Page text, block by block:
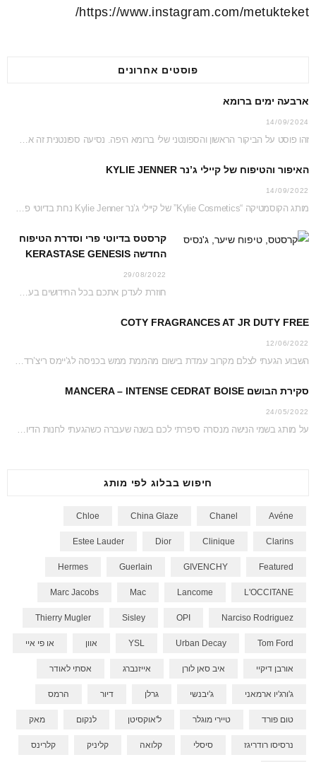
https://www.instagram.com/metukteket/
פוסטים אחרונים
ארבעה ימים ברומא
14/09/2024
האיפור והטיפוח של קיילי ג’נר KYLIE JENNER
14/09/2022
קרסטס בדיוטי פרי וסדרת הטיפוח
החדשה KERASTASE GENESIS
29/08/2022
COTY FRAGRANCES AT JR DUTY FREE
12/06/2022
השבוע הגעתי לצלם מקרוב עמדת בישום מהממת ממש בכניסה לג’יימס ריצ’רדסון דיוטי פרי. כל העמדה…
סקירת הבושם MANCERA – INTENSE CEDRAT BOISE
24/05/2022
חיפוש בבלוג לפי מותג
Avéne
Chanel
China Glaze
Chloe
Clarins
Clinique
Dior
Estee Lauder
Featured
GIVENCHY
Guerlain
Hermes
L'OCCITANE
Lancome
Mac
Marc Jacobs
Narciso Rodriguez
OPI
Sisley
Thierry Mugler
Tom Ford
Urban Decay
YSL אוון או פי איי
אורבן דיקיי איב סאן לורן אייזנברג אסתי לאודר
ג'ורג'יו ארמאני ג'יבנשי גרלן דיור הרמס
טום פורד טיירי מוגלר ל'אוקסיטן לנקום מאק
נרסיסו רודריגז סיסלי קלואה קליניק קלרינס